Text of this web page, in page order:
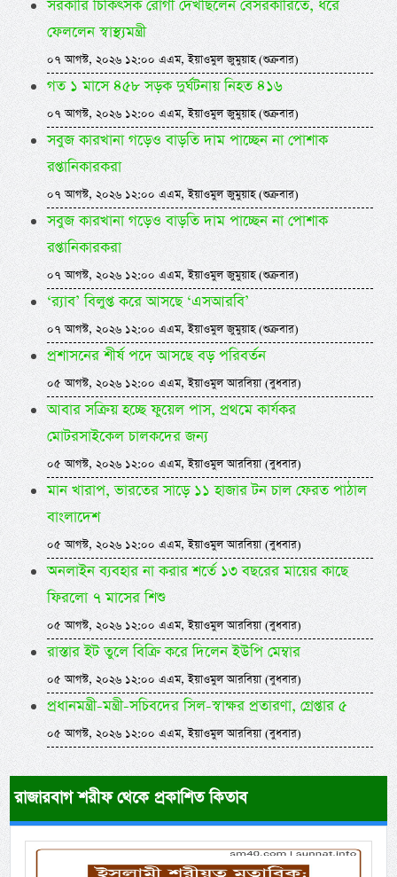
সরকারি চিকিৎসক রোগী দেখছিলেন বেসরকারিতে, ধরে
ফেললেন স্বাস্থ্যমন্ত্রী
০৭ আগস্ট, ২০২৬ ১২:০০ এএম, ইয়াওমুল জুমুয়াহ (শুক্রবার)
গত ১ মাসে ৪৫৮ সড়ক দুর্ঘটনায় নিহত ৪১৬
০৭ আগস্ট, ২০২৬ ১২:০০ এএম, ইয়াওমুল জুমুয়াহ (শুক্রবার)
সবুজ কারখানা গড়েও বাড়তি দাম পাচ্ছেন না পোশাক
রপ্তানিকারকরা
০৭ আগস্ট, ২০২৬ ১২:০০ এএম, ইয়াওমুল জুমুয়াহ (শুক্রবার)
সবুজ কারখানা গড়েও বাড়তি দাম পাচ্ছেন না পোশাক
রপ্তানিকারকরা
০৭ আগস্ট, ২০২৬ ১২:০০ এএম, ইয়াওমুল জুমুয়াহ (শুক্রবার)
‘র‍্যাব’ বিলুপ্ত করে আসছে ‘এসআরবি’
০৭ আগস্ট, ২০২৬ ১২:০০ এএম, ইয়াওমুল জুমুয়াহ (শুক্রবার)
প্রশাসনের শীর্ষ পদে আসছে বড় পরিবর্তন
০৫ আগস্ট, ২০২৬ ১২:০০ এএম, ইয়াওমুল আরবিয়া (বুধবার)
আবার সক্রিয় হচ্ছে ফুয়েল পাস, প্রথমে কার্যকর
মোটরসাইকেল চালকদের জন্য
০৫ আগস্ট, ২০২৬ ১২:০০ এএম, ইয়াওমুল আরবিয়া (বুধবার)
মান খারাপ, ভারতের সাড়ে ১১ হাজার টন চাল ফেরত পাঠাল
বাংলাদেশ
০৫ আগস্ট, ২০২৬ ১২:০০ এএম, ইয়াওমুল আরবিয়া (বুধবার)
অনলাইন ব্যবহার না করার শর্তে ১৩ বছরের মায়ের কাছে
ফিরলো ৭ মাসের শিশু
০৫ আগস্ট, ২০২৬ ১২:০০ এএম, ইয়াওমুল আরবিয়া (বুধবার)
রাস্তার ইট তুলে বিক্রি করে দিলেন ইউপি মেম্বার
০৫ আগস্ট, ২০২৬ ১২:০০ এএম, ইয়াওমুল আরবিয়া (বুধবার)
প্রধানমন্ত্রী-মন্ত্রী-সচিবদের সিল-স্বাক্ষর প্রতারণা, গ্রেপ্তার ৫
০৫ আগস্ট, ২০২৬ ১২:০০ এএম, ইয়াওমুল আরবিয়া (বুধবার)
রাজারবাগ শরীফ থেকে প্রকাশিত কিতাব